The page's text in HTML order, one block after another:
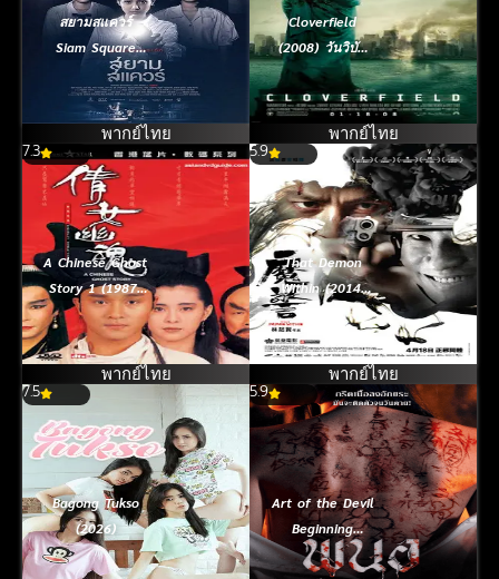
สยามสแควร์
Siam Square
(2017)
พากย์ไทย
Cloverfield
(2008) วันวิบัติ
อสูรกายถล่มโลก
พากย์ไทย
7.3
A Chinese Ghost
Story 1 (1987)
โปเยโปโลเย ภาค
1
พากย์ไทย
5.9
That Demon
Within (2014)
คนซ่อนอำมหิต
พากย์ไทย
7.5
Bagong Tukso
(2026)
5.9
Art of the Devil
Beginning
(2025) พนอ